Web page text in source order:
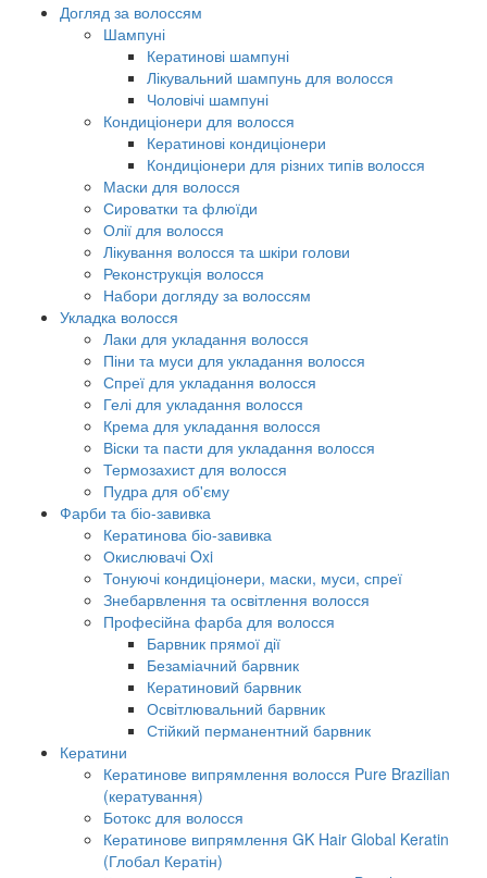
Догляд за волоссям
Шампуні
Кератинові шампуні
Лікувальний шампунь для волосся
Чоловічі шампуні
Кондиціонери для волосся
Кератинові кондиціонери
Кондиціонери для різних типів волосся
Маски для волосся
Сироватки та флюїди
Олії для волосся
Лікування волосся та шкіри голови
Реконструкція волосся
Набори догляду за волоссям
Укладка волосся
Лаки для укладання волосся
Піни та муси для укладання волосся
Спреї для укладання волосся
Гелі для укладання волосся
Крема для укладання волосся
Віски та пасти для укладання волосся
Термозахист для волосся
Пудра для об'єму
Фарби та біо-завивка
Кератинова біо-завивка
Окислювачі Oxi
Тонуючі кондиціонери, маски, муси, спреї
Знебарвлення та освітлення волосся
Професійна фарба для волосся
Барвник прямої дії
Безаміачний барвник
Кератиновий барвник
Освітлювальний барвник
Стійкий перманентний барвник
Кератини
Кератинове випрямлення волосся Pure Brazilian
(кератування)
Ботокс для волосся
Кератинове випрямлення GK Hair Global Keratin
(Глобал Кератін)